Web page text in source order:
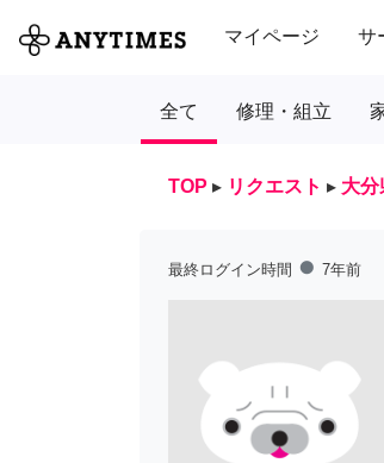
マイページ サ
全て 修理・組立
TOP ▸ リクエスト ▸ 大分
最終ログイン時間 fiber_manual_record 7年前